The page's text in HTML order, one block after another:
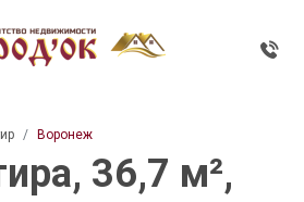
Воронеж
36,7 м²,